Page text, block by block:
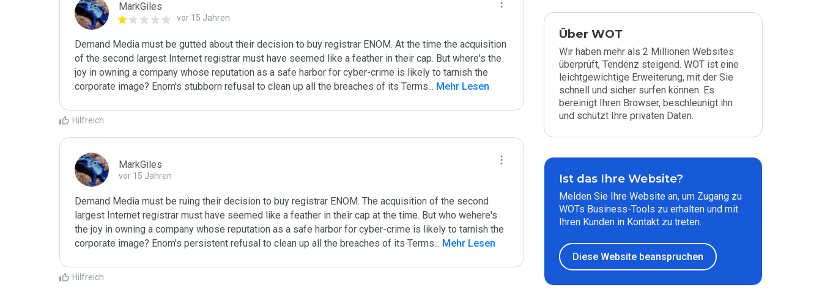
MarkGiles
vor 15 Jahren
Demand Media must be gutted about their decision to buy registrar ENOM. At the time the acquisition
of the second largest Internet registrar must have seemed like a feather in their cap. But where's the
joy in owning a company whose reputation as a safe harbor for cyber-crime is likely to tarnish the
corporate image? Enom's stubborn refusal to clean up all the breaches of its Terms... Mehr Lesen
Hilfreich
MarkGiles
vor 15 Jahren
Demand Media must be ruing their decision to buy registrar ENOM. The acquisition of the second
largest Internet registrar must have seemed like a feather in their cap at the time. But who wehere's
the joy in owning a company whose reputation as a safe harbor for cyber-crime is likely to tarnish the
corporate image? Enom's persistent refusal to clean up all the breaches of its Terms... Mehr Lesen
Hilfreich
Über WOT
Wir haben mehr als 2 Millionen Websites
überprüft, Tendenz steigend. WOT ist eine
leichtgewichtige Erweiterung, mit der Sie
schnell und sicher surfen können. Es
bereinigt Ihren Browser, beschleunigt ihn
und schützt Ihre privaten Daten.
Ist das Ihre Website?
Melden Sie Ihre Website an, um Zugang zu
WOTs Business-Tools zu erhalten und mit
Ihren Kunden in Kontakt zu treten.
Diese Website beanspruchen